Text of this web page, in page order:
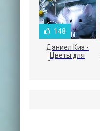
148
Дэниел Киз -
Цветы для
Элджернона